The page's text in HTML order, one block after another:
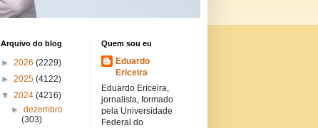
Arquivo do blog
► 2026 (2229)
► 2025 (4122)
▼ 2024 (4216)
► dezembro
(303)
Quem sou eu
Eduardo
Ericeira
Eduardo Ericeira,
jornalista, formado
pela Universidade
Federal do